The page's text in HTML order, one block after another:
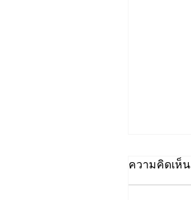
ความคิดเห็น